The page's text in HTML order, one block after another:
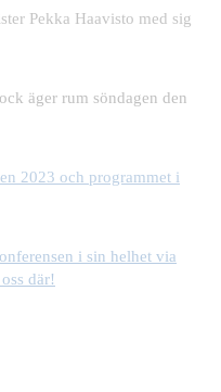
Pekka Haavisto med sig
äger rum söndagen den
2023 och programmet i
i sin helhet via
där!